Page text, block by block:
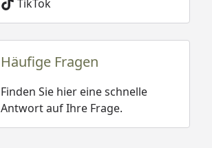
TikTok
Häufige Fragen
Finden Sie hier eine schnelle
Antwort auf Ihre Frage.